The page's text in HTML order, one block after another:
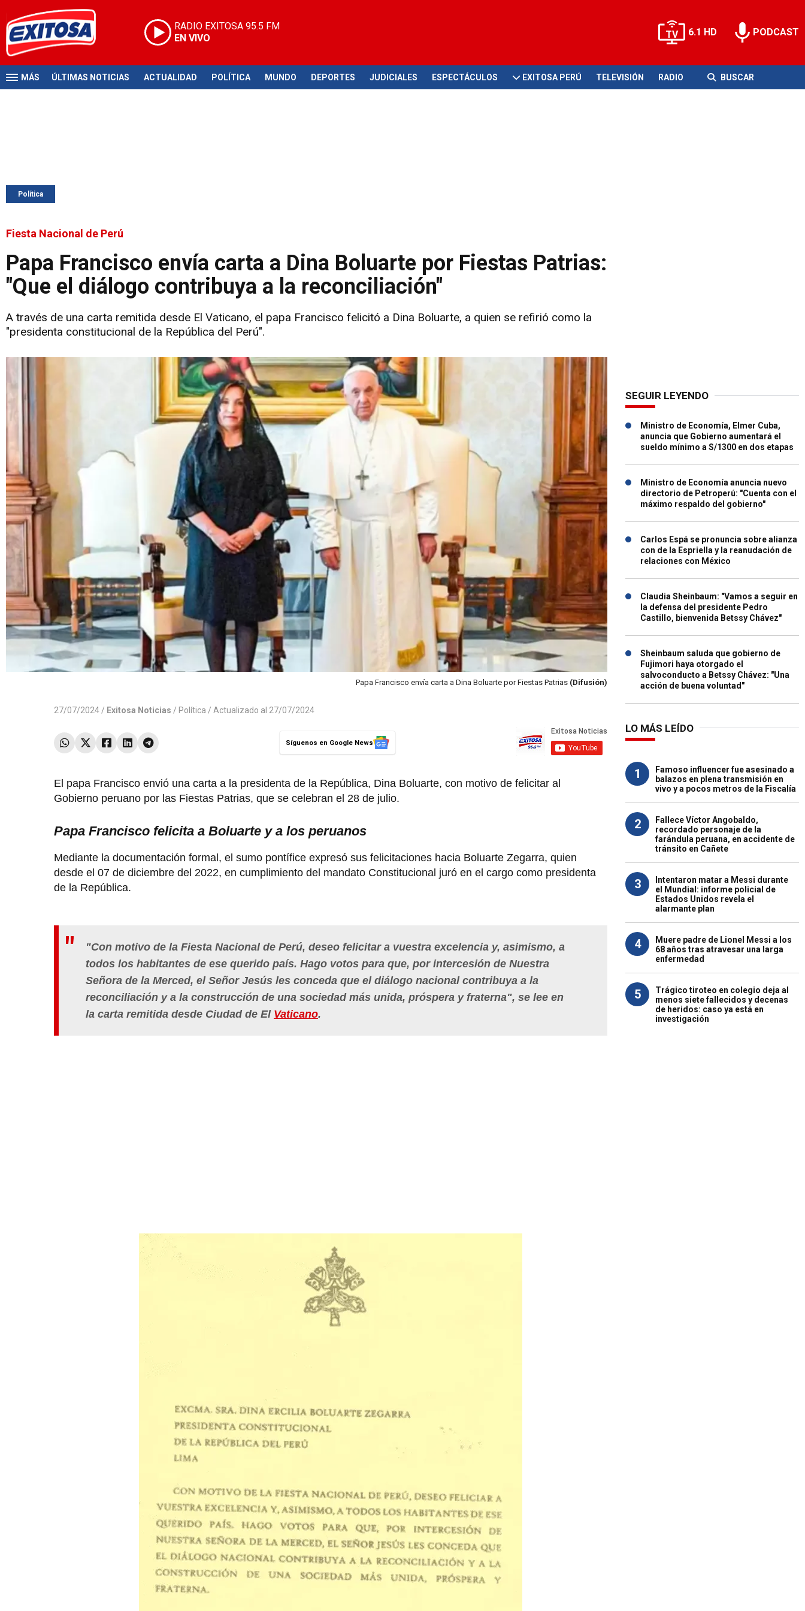
RADIO EXITOSA 95.5 FM
EN VIVO
6.1 HD PODCAST
MÁS ÚLTIMAS NOTICIAS ACTUALIDAD POLÍTICA MUNDO DEPORTES JUDICIALES ESPECTÁCULOS EXITOSA PERÚ TELEVISIÓN RADIO BUSCAR
Política
Fiesta Nacional de Perú
Papa Francisco envía carta a Dina Boluarte por Fiestas Patrias:
"Que el diálogo contribuya a la reconciliación"
A través de una carta remitida desde El Vaticano, el papa Francisco felicitó a Dina Boluarte, a quien se refirió como la
"presidenta constitucional de la República del Perú".
Papa Francisco envía carta a Dina Boluarte por Fiestas Patrias (Difusión)
27/07/2024 / Exitosa Noticias / Política / Actualizado al 27/07/2024
Síguenos en Google News
El papa Francisco envió una carta a la presidenta de la República, Dina Boluarte, con motivo de felicitar al
Gobierno peruano por las Fiestas Patrias, que se celebran el 28 de julio.
Papa Francisco felicita a Boluarte y a los peruanos
Mediante la documentación formal, el sumo pontífice expresó sus felicitaciones hacia Boluarte Zegarra, quien
desde el 07 de diciembre del 2022, en cumplimiento del mandato Constitucional juró en el cargo como presidenta
de la República.
"Con motivo de la Fiesta Nacional de Perú, deseo felicitar a vuestra excelencia y, asimismo, a
todos los habitantes de ese querido país. Hago votos para que, por intercesión de Nuestra
Señora de la Merced, el Señor Jesús les conceda que el diálogo nacional contribuya a la
reconciliación y a la construcción de una sociedad más unida, próspera y fraterna", se lee en
la carta remitida desde Ciudad de El Vaticano.
SEGUIR LEYENDO
Ministro de Economía, Elmer Cuba,
anuncia que Gobierno aumentará el
sueldo mínimo a S/1300 en dos etapas
Ministro de Economía anuncia nuevo
directorio de Petroperú: "Cuenta con el
máximo respaldo del gobierno"
Carlos Espá se pronuncia sobre alianza
con de la Espriella y la reanudación de
relaciones con México
Claudia Sheinbaum: "Vamos a seguir en
la defensa del presidente Pedro
Castillo, bienvenida Betssy Chávez"
Sheinbaum saluda que gobierno de
Fujimori haya otorgado el
salvoconducto a Betssy Chávez: "Una
acción de buena voluntad"
LO MÁS LEÍDO
1
Famoso influencer fue asesinado a
balazos en plena transmisión en
vivo y a pocos metros de la Fiscalía
2
Fallece Víctor Angobaldo,
recordado personaje de la
farándula peruana, en accidente de
tránsito en Cañete
3
Intentaron matar a Messi durante
el Mundial: informe policial de
Estados Unidos revela el
alarmante plan
4
Muere padre de Lionel Messi a los
68 años tras atravesar una larga
enfermedad
5
Trágico tiroteo en colegio deja al
menos siete fallecidos y decenas
de heridos: caso ya está en
investigación